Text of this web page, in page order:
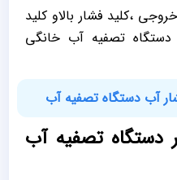
،کلید فشار بالاو کلید
دستگاه تصفیه آب خانگی
آب دستگاه تصفیه آب
دستگاه تصفیه آب